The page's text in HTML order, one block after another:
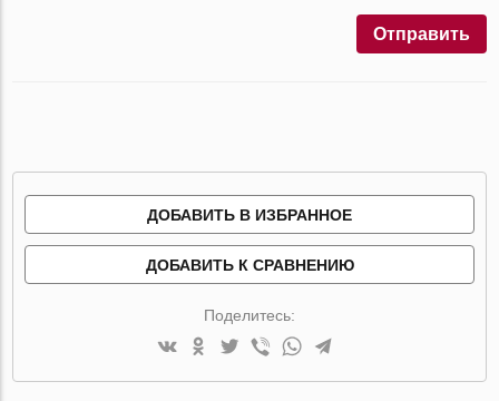
Отправить
ДОБАВИТЬ В ИЗБРАННОЕ
ДОБАВИТЬ К СРАВНЕНИЮ
Поделитесь: